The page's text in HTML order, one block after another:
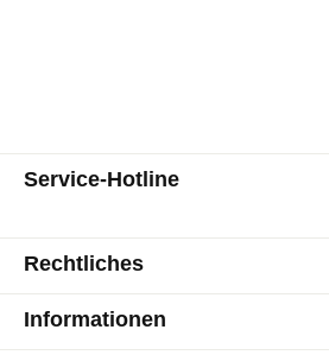
Service-Hotline
Rechtliches
Informationen